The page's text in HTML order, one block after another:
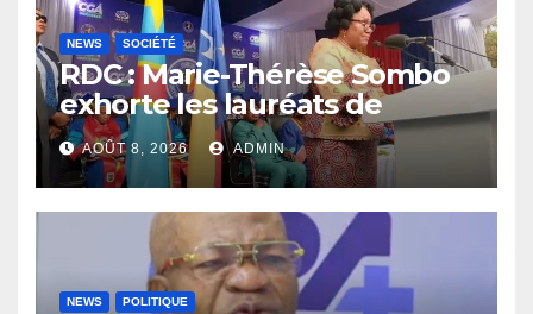
NEWS SOCIÉTÉ
RDC : Marie-Thérèse Sombo
exhorte les lauréats de
l’UNIKIN à mettre leurs
compétences au service de
la nation
AOÛT 8, 2026 ADMIN
NEWS POLITIQUE